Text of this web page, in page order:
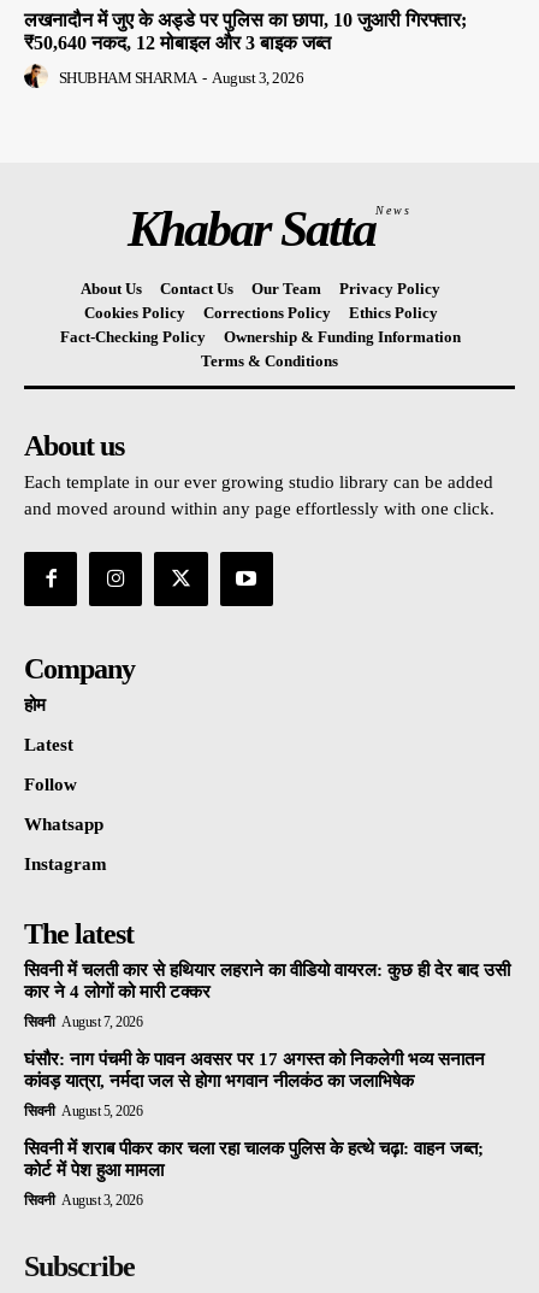
लखनादौन में जुए के अड्डे पर पुलिस का छापा, 10 जुआरी गिरफ्तार;
₹50,640 नकद, 12 मोबाइल और 3 बाइक जब्त
SHUBHAM SHARMA - August 3, 2026
Khabar SattaNews
About Us Contact Us Our Team
Privacy Policy
Cookies Policy
Corrections Policy
Ethics Policy
Fact-Checking Policy
Ownership & Funding Information
Terms & Conditions
About us
Each template in our ever growing studio library can be added
and moved around within any page effortlessly with one click.
Company
होम
Latest
Follow
Whatsapp
Instagram
The latest
सिवनी में चलती कार से हथियार लहराने का वीडियो वायरल: कुछ ही देर बाद उसी
कार ने 4 लोगों को मारी टक्कर
सिवनी August 7, 2026
घंसौर: नाग पंचमी के पावन अवसर पर 17 अगस्त को निकलेगी भव्य सनातन
कांवड़ यात्रा, नर्मदा जल से होगा भगवान नीलकंठ का जलाभिषेक
सिवनी August 5, 2026
सिवनी में शराब पीकर कार चला रहा चालक पुलिस के हत्थे चढ़ा: वाहन जब्त;
कोर्ट में पेश हुआ मामला
सिवनी August 3, 2026
Subscribe